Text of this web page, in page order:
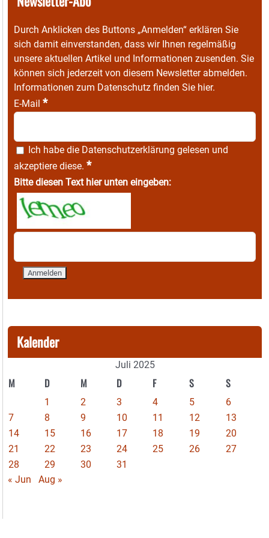
Durch Anklicken des Buttons „Anmelden“ erklären Sie
sich damit einverstanden, dass wir Ihnen regelmäßig
unsere aktuellen Artikel und Informationen zusenden. Sie
können sich jederzeit von diesem Newsletter abmelden.
Informationen zum Datenschutz finden Sie hier.
E-Mail *
Ich habe die Datenschutzerklärung gelesen und
akzeptiere diese. *
Bitte diesen Text hier unten eingeben:
Kalender
Juli 2025
M D M D F S S
1 2 3 4 5
6
7
8 9 10 11 12
13
14
15 16 17 18 19
20
21
22 23 24 25 26
27
28
29 30
31
« Jun
Aug »